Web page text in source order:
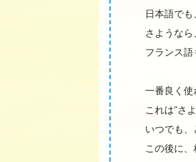
日本語で
さようなら
フランス語
一番良く使
これは”さ
いつでも、
この後に、